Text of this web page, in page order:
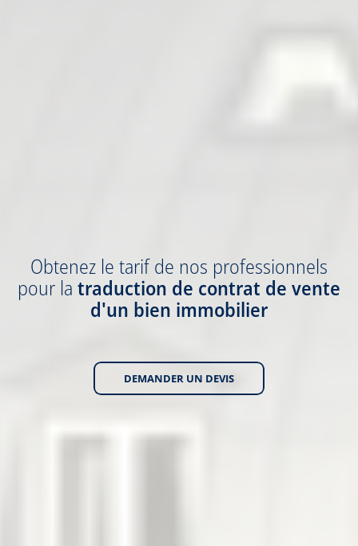
Obtenez le tarifde nos professionnels
pour la traduction de contrat de vente
d'un bien immobilier
DEMANDER UN DEVIS